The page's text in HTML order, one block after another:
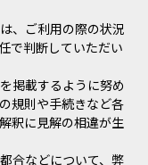
、ご利用の際の状況
で判断していただい
掲載するように努め
規則や手続きなど各
釈に見解の相違が生
合などについて、弊